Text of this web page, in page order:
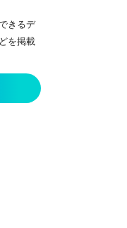
きるデ
を掲載